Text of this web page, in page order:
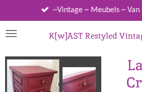
direct
naar
hoofdinhoud
K[w]AST Restyled
~Vintage ~ Meubels ~